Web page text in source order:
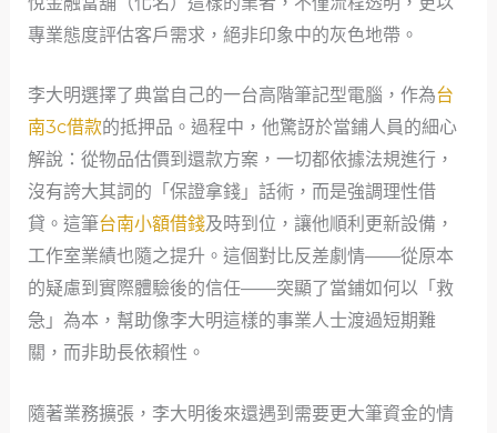
專業態度評估客戶需求，絕非印象中的灰色地帶。
李大明選擇了典當自己的一台高階筆記型電腦，作為台
南3c借款的抵押品。過程中，他驚訝於當鋪人員的細心
解說：從物品估價到還款方案，一切都依據法規進行，
沒有誇大其詞的「保證拿錢」話術，而是強調理性借
貸。這筆台南小額借錢及時到位，讓他順利更新設備，
工作室業績也隨之提升。這個對比反差劇情——從原本
的疑慮到實際體驗後的信任——突顯了當鋪如何以「救
急」為本，幫助像李大明這樣的事業人士渡過短期難
關，而非助長依賴性。
隨著業務擴張，李大明後來還遇到需要更大筆資金的情